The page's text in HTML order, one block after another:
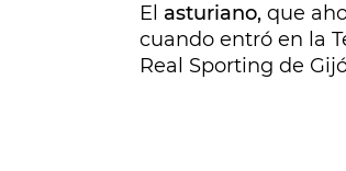
El asturiano, que
cuando entró en la
Real Sporting de